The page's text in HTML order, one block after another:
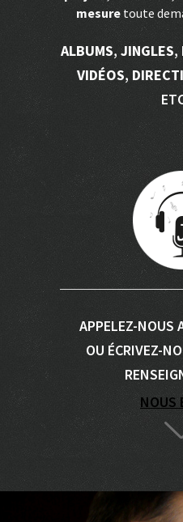
mesuretoute
ALBUMS, JINGLES,
VIDÉOS,
APPELEZ-NOUS
OU ÉCRIVEZ-
NOUS